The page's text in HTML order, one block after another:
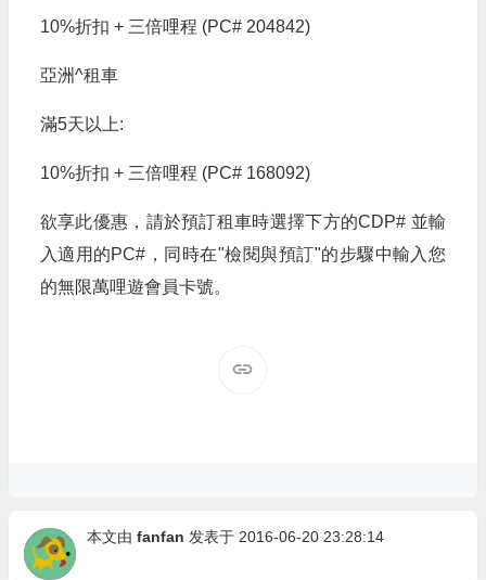
10%折扣 + 三倍哩程 (PC# 204842)
亞洲^租車
滿5天以上:
10%折扣 + 三倍哩程 (PC# 168092)
欲享此優惠，請於預訂租車時選擇下方的CDP# 並輸
入適用的PC#，同時在"檢閱與預訂"的步驟中輸入您
的無限萬哩遊會員卡號。
本文由 fanfan 发表于 2016-06-20 23:28:14